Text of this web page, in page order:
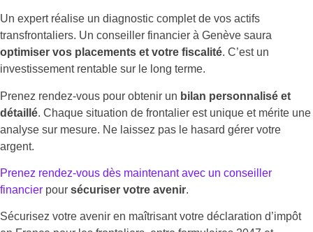
Un expert réalise un diagnostic complet de vos actifs
transfrontaliers. Un conseiller financier à Genève saura
optimiser vos placements et votre fiscalité. C’est un
investissement rentable sur le long terme.
Prenez rendez-vous pour obtenir un bilan personnalisé et
détaillé. Chaque situation de frontalier est unique et mérite une
analyse sur mesure. Ne laissez pas le hasard gérer votre
argent.
Prenez rendez-vous dès maintenant avec un conseiller
financier pour sécuriser votre avenir.
Sécurisez votre avenir en maîtrisant votre déclaration d’impôt